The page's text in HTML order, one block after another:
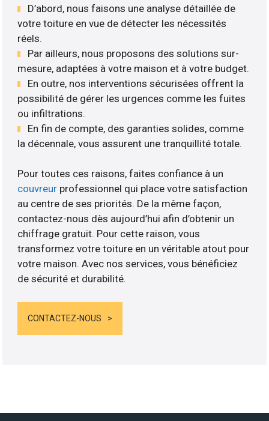
D’abord, nous faisons une analyse détaillée de
votre toiture en vue de détecter les nécessités
réels.
Par ailleurs, nous proposons des solutions sur-
mesure, adaptées à votre maison et à votre budget.
En outre, nos interventions sécurisées offrent la
possibilité de gérer les urgences comme les fuites
ou infiltrations.
En fin de compte, des garanties solides, comme
la décennale, vous assurent une tranquillité totale.
Pour toutes ces raisons, faites confiance à un
couvreur professionnel qui place votre satisfaction
au centre de ses priorités. De la même façon,
contactez-nous dès aujourd’hui afin d’obtenir un
chiffrage gratuit. Pour cette raison, vous
transformez votre toiture en un véritable atout pour
votre maison. Avec nos services, vous bénéficiez
de sécurité et durabilité.
CONTACTEZ-NOUS